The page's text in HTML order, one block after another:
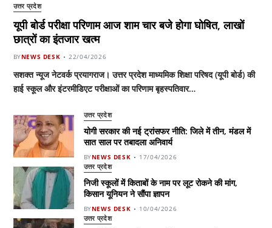
उत्तर प्रदेश
यूपी बोर्ड परीक्षा परिणाम आज शाम चार बजे होगा घोषित, लाखों
छात्रों का इंतजार खत्म
BYNEWS DESK 22/04/2026
सशक्त न्यूज नेटवर्क प्रयागराज। उत्तर प्रदेश माध्यमिक शिक्षा परिषद (यूपी बोर्ड) की
हाई स्कूल और इंटरमीडिएट परीक्षाओं का परिणाम बृहस्पतिवार…
उत्तर प्रदेश
योगी सरकार की नई ट्रांसफर नीति: जिले में तीन, मंडल में
सात साल पर तबादला अनिवार्य
BYNEWS DESK 17/04/2026
उत्तर प्रदेश
निजी स्कूलों में किताबों के नाम पर लूट रोकने की मांग,
किसान यूनियन ने सौंपा ज्ञापन
BYNEWS DESK 10/04/2026
उत्तर प्रदेश